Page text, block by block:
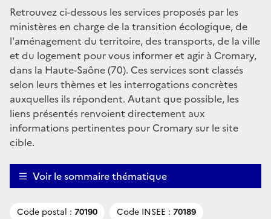
Retrouvez ci-dessous les services proposés par les
ministères en charge de la transition écologique, de
l'aménagement du territoire, des transports, de la ville
et du logement pour vous informer et agir à Cromary,
dans la Haute-Saône (70). Ces services sont classés
selon leurs thèmes et les interrogations concrètes
auxquelles ils répondent. Autant que possible, les
liens présentés renvoient directement aux
informations pertinentes pour Cromary sur le site
cible.
Voir le sommaire thématique
Code postal : 70190 Code INSEE : 70189